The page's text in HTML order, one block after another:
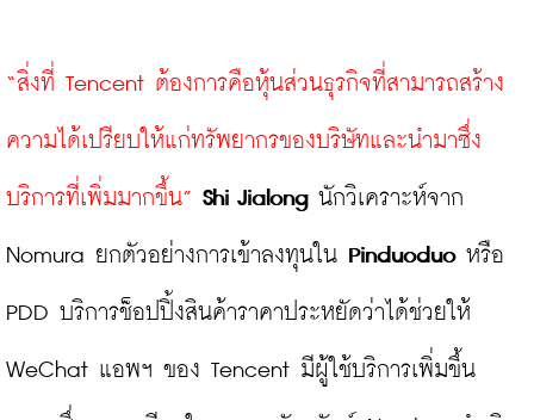
“สิ่งที่ Tencent ต้องการคือหุ้นส่วนธุรกิจที่สามารถสร้าง
ความได้เปรียบให้แก่ทรัพยากรของบริษัทและนำมาซึ่ง
บริการที่เพิ่มมากขึ้น” Shi Jialong นักวิเคราะห์จาก
Nomura ยกตัวอย่างการเข้าลงทุนใน Pinduoduo หรือ
PDD บริการช็อปปิ้งสินค้าราคาประหยัดว่าได้ช่วยให้
WeChat แอพฯ ของ Tencent มีผู้ใช้บริการเพิ่มขึ้น